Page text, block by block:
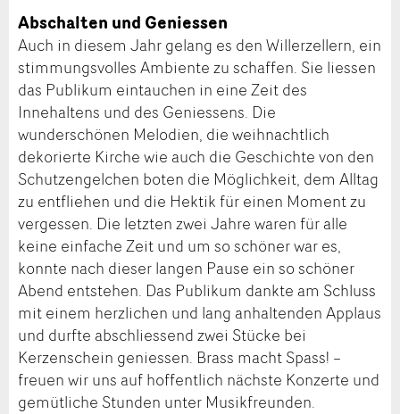
Abschalten und Geniessen
Auch in diesem Jahr gelang es den Willerzellern, ein
stimmungsvolles Ambiente zu schaffen. Sie liessen
das Publikum eintauchen in eine Zeit des
Innehaltens und des Geniessens. Die
wunderschönen Melodien, die weihnachtlich
dekorierte Kirche wie auch die Geschichte von den
Schutzengelchen boten die Möglichkeit, dem Alltag
zu entfliehen und die Hektik für einen Moment zu
vergessen. Die letzten zwei Jahre waren für alle
keine einfache Zeit und um so schöner war es,
konnte nach dieser langen Pause ein so schöner
Abend entstehen. Das Publikum dankte am Schluss
mit einem herzlichen und lang anhaltenden Applaus
und durfte abschliessend zwei Stücke bei
Kerzenschein geniessen. Brass macht Spass! –
freuen wir uns auf hoffentlich nächste Konzerte und
gemütliche Stunden unter Musikfreunden.